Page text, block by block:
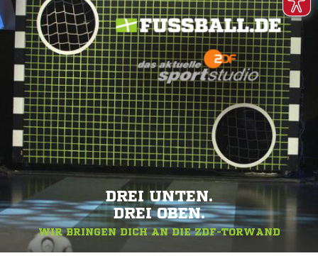
DREI UNTEN.
DREI OBEN.
WIR BRINGEN DICH AN DIE ZDF-TORWAND